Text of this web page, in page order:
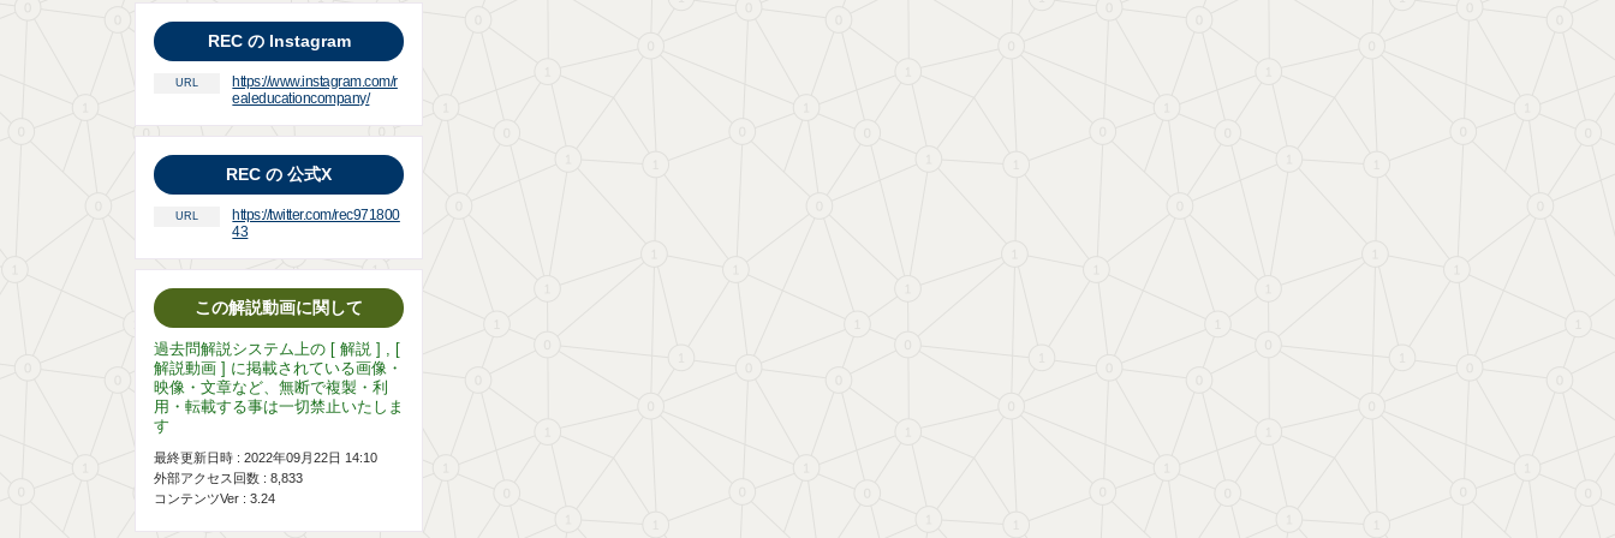
REC の Instagram
URL
https://www.instagram.com/r
ealeducationcompany/
REC の 公式X
URL
https://twitter.com/rec971800
43
この解説動画に関して
過去問解説システム上の [ 解説 ] , [
解説動画 ] に掲載されている画像・
映像・文章など、無断で複製・利
用・転載する事は一切禁止いたしま
す
最終更新日時 : 2022年09月22日 14:10
外部アクセス回数 : 8,833
コンテンツVer : 3.24